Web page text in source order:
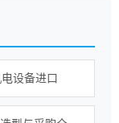
设备进口